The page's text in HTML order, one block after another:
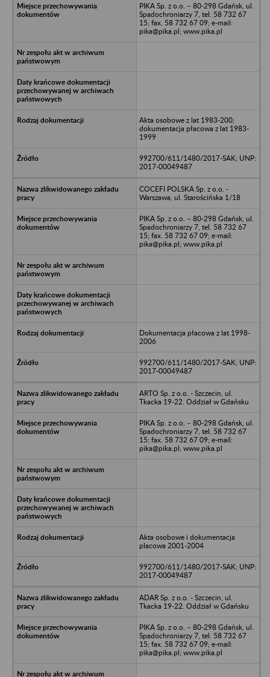
PIKA Sp. z o.o. – 80-298 Gdańsk, ul.
Spadochroniarzy 7, tel. 58 732 67
15; fax. 58 732 67 09; e-mail:
pika@pika.pl; www.pika.pl
Akta osobowe z lat 1983-200;
dokumentacja płacowa z lat 1983-
1999
992700/611/1480/2017-SAK; UNP:
2017-00049487
COCEFI POLSKA Sp. z o.o. -
Warszawa, ul. Starościńska 1/18
PIKA Sp. z o.o. – 80-298 Gdańsk, ul.
Spadochroniarzy 7, tel. 58 732 67
15; fax. 58 732 67 09; e-mail:
pika@pika.pl; www.pika.pl
Dokumentacja płacowa z lat 1998-
2006
992700/611/1480/2017-SAK; UNP:
2017-00049487
ARTO Sp. z o.o. - Szczecin, ul.
Tkacka 19-22. Oddział w Gdańsku
PIKA Sp. z o.o. – 80-298 Gdańsk, ul.
Spadochroniarzy 7, tel. 58 732 67
15; fax. 58 732 67 09; e-mail:
pika@pika.pl; www.pika.pl
Akta osobowe i dokumentacja
placowa 2001-2004
992700/611/1480/2017-SAK; UNP:
2017-00049487
ADAR Sp. z o.o. - Szczecin, ul.
Tkacka 19-22. Oddział w Gdańsku
PIKA Sp. z o.o. – 80-298 Gdańsk, ul.
Spadochroniarzy 7, tel. 58 732 67
15; fax. 58 732 67 09; e-mail:
pika@pika.pl; www.pika.pl